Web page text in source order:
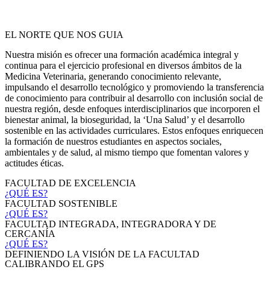
EL NORTE QUE NOS GUIA
Nuestra misión es ofrecer una formación académica integral y
continua para el ejercicio profesional en diversos ámbitos de la
Medicina Veterinaria, generando conocimiento relevante,
impulsando el desarrollo tecnológico y promoviendo la transferencia
de conocimiento para contribuir al desarrollo con inclusión social de
nuestra región, desde enfoques interdisciplinarios que incorporen el
bienestar animal, la bioseguridad, la ‘Una Salud’ y el desarrollo
sostenible en las actividades curriculares. Estos enfoques enriquecen
la formación de nuestros estudiantes en aspectos sociales,
ambientales y de salud, al mismo tiempo que fomentan valores y
actitudes éticas.
FACULTAD DE EXCELENCIA
¿QUÉ ES?
FACULTAD SOSTENIBLE
¿QUÉ ES?
FACULTAD INTEGRADA, INTEGRADORA Y DE
CERCANÍA
¿QUÉ ES?
DEFINIENDO LA VISIÓN DE LA FACULTAD
CALIBRANDO EL GPS